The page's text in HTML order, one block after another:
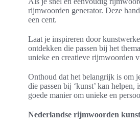
rijmwoorden generator. Deze
een cent.
Laat je inspireren door
ontdekken die passen bij het
unieke en creatieve rijmwoorden
Onthoud dat het belangrijk is om
die passen bij ‘kunst’ kan
goede manier om unieke en
Nederlandse rijmwoorden kunst